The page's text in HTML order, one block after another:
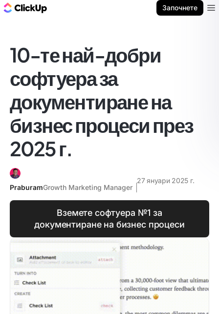
Започнете
10-те най-добри
софтуера за
документиране на
бизнес процеси през
2025 г.
PraburamGrowth Marketing Manager
27 януари 2025 г.
Вземете софтуера №1 за
документиране на бизнес процеси